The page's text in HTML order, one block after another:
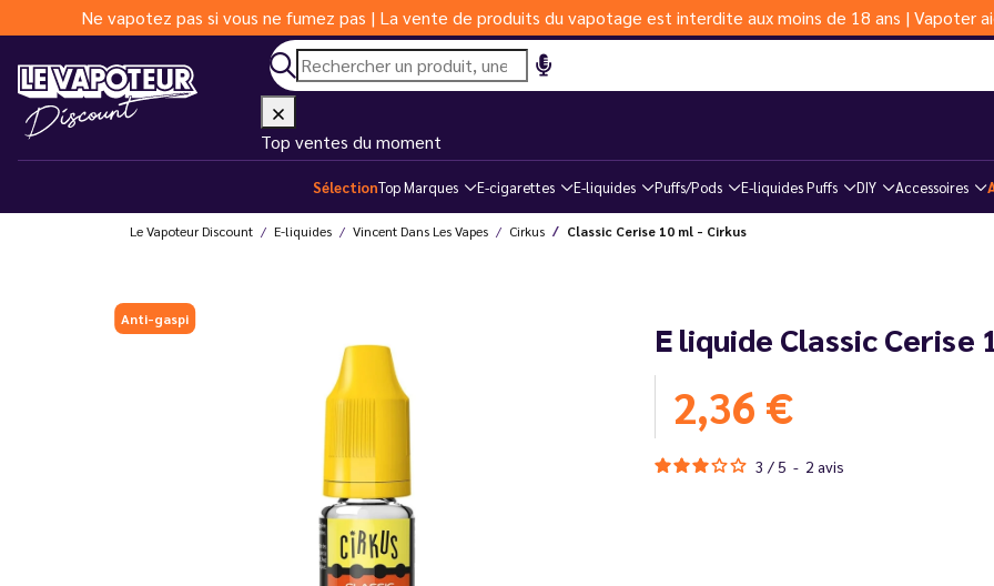
Ne vapotez pas si vous ne fumez pas | La vente de produits du vapotage est interdite aux moins de 18 ans | Vapoter
Top ventes du moment
SélectionTop Marques E-cigarettes E-liquides Puffs/Pods E-liquides Puffs DIY Accessoires
Le Vapoteur Discount E-liquides Vincent Dans Les Vapes Cirkus Classic Cerise 10 ml - Cirkus
Anti-gaspi E liquide Classic Cerise
2,36 €
3 / 5 - 2 avis